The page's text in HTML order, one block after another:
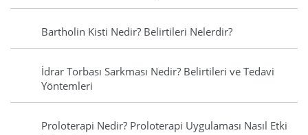
Bartholin Kisti Nedir? Belirtileri Nelerdir?
İdrar Torbası Sarkması Nedir? Belirtileri ve Tedavi
Yöntemleri
Proloterapi Nedir? Proloterapi Uygulaması Nasıl Etki